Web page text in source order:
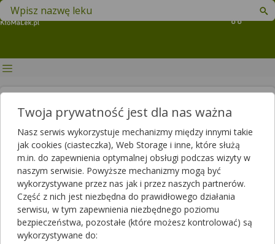
Koszyk
Znajdź lek w swojej okolicy
Śluz przed okresem - jak się
zmienia i jak powinien
wyglądać?
Publikacja: 2023-12-14 19:51 Aktualizacja: 2025-06-03 14:20
Autor
Artykuł rekomendowany przez:
mgr farmacji specjalista farmacji aptecznej
Andrzej Jakimiuk,
Twoja prywatność jest dla nas ważna
Nasz serwis wykorzystuje mechanizmy między innymi takie
jak cookies (ciasteczka), Web Storage i inne, które służą
m.in. do zapewnienia optymalnej obsługi podczas wizyty w
naszym serwisie. Powyższe mechanizmy mogą być
wykorzystywane przez nas jak i przez naszych partnerów.
Część z nich jest niezbędna do prawidłowego działania
serwisu, w tym zapewnienia niezbędnego poziomu
bezpieczeństwa, pozostałe (które możesz kontrolować) są
wykorzystywane do: